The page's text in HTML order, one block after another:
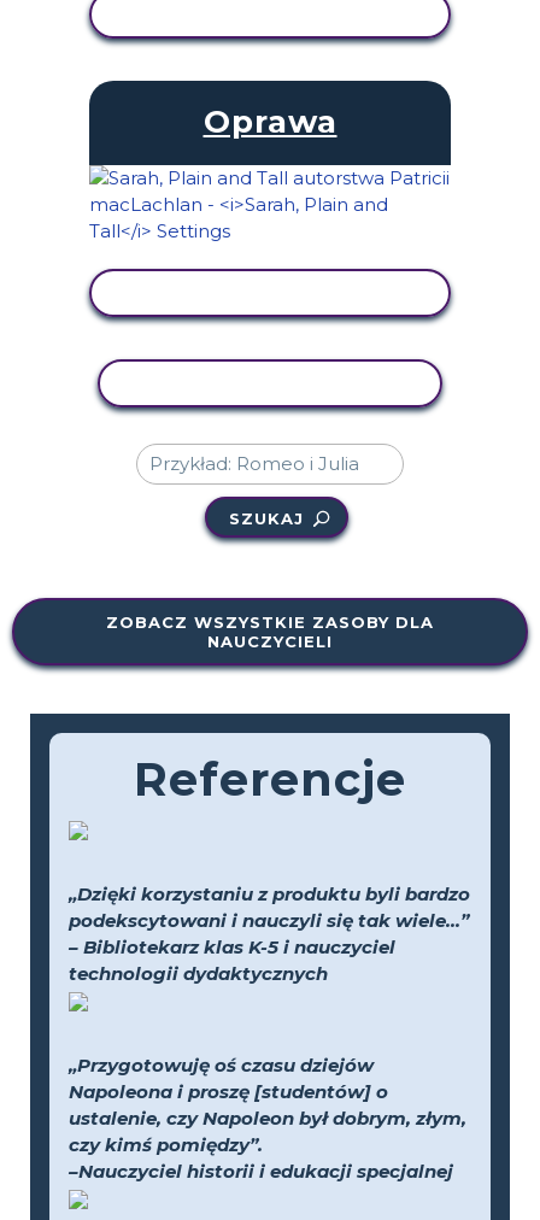
Oprawa
SZUKAJ
ZOBACZ WSZYSTKIE ZASOBY DLA
NAUCZYCIELI
Referencje
„Dzięki korzystaniu z produktu byli bardzo
podekscytowani i nauczyli się tak wiele...”
– Bibliotekarz klas K-5 i nauczyciel
technologii dydaktycznych
„Przygotowuję oś czasu dziejów
Napoleona i proszę [studentów] o
ustalenie, czy Napoleon był dobrym, złym,
czy kimś pomiędzy”.
–Nauczyciel historii i edukacji specjalnej